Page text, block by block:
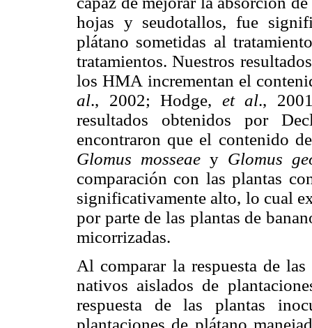
hojas y seudotallos, fue
plátano sometidas al
tratamientos. Nuestros
los HMA incrementan el
al., 2002; Hodge, et al.,
resultados obtenidos por
encontraron que el contenido
Glomus mosseae y Glomus
comparación con las plantas
significativamente alto, lo cual
por parte de las plantas de
micorrizadas.
Al comparar la respuesta de
nativos aislados de
respuesta de las plantas
plantaciones de plátano